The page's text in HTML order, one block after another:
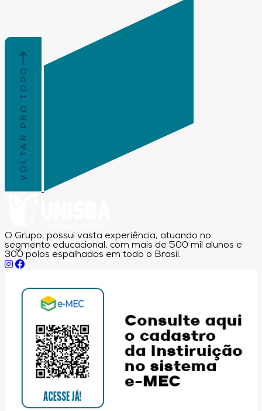
VOLTAR PRO TOPO
O Grupo, possui vasta experiência, atuando no
segmento educacional, com mais de 500 mil alunos e
300 polos espalhados em todo o Brasil.